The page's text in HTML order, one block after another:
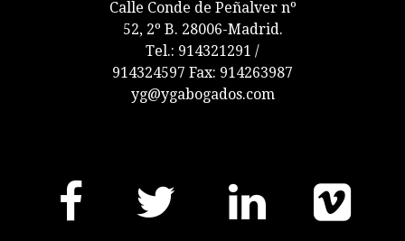
Calle Conde de Peñalver nº
52, 2º B. 28006-Madrid.
Tel.: 914321291 /
914324597 Fax: 914263987
yg@ygabogados.com